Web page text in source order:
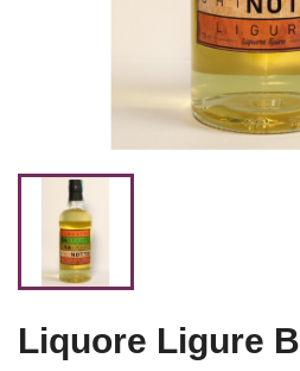
Liquore Ligure